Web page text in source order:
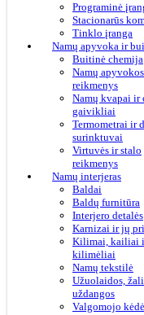
Programinė
Stacionarūs
Tinklo įranga
Namų apyvoka ir
Buitinė chemija
Namų apyvokos
reikmenys
Namų kvapai ir
gaivikliai
Termometrai ir
surinktuvai
Virtuvės ir stalo
reikmenys
Namų interjeras
Baldai
Baldų furnitūra
Interjero detalės
Karnizai ir jų
Kilimai, kailiai
kilimėliai
Namų tekstilė
Užuolaidos,
uždangos
Valgomojo